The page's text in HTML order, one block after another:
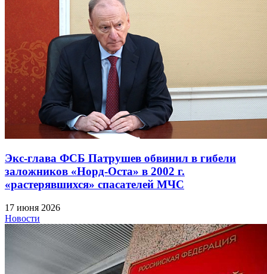
Экс-глава ФСБ Патрушев обвинил в гибели
заложников «Норд-Оста» в 2002 г.
«растерявшихся» спасателей МЧС
17 июня 2026
Новости